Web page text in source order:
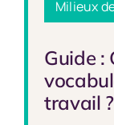
Milieux
Guide :
travail ?